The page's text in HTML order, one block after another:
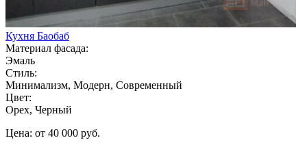
Кухня Баобаб
Материал фасада:
Эмаль
Стиль:
Минимализм, Модерн, Современный
Цвет:
Орех, Черный
Цена: от 40 000 руб.